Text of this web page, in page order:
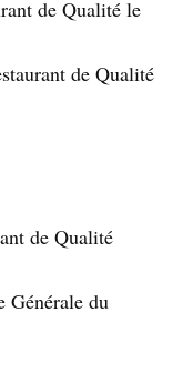
de Qualité le
de Qualité
de Qualité
Générale du